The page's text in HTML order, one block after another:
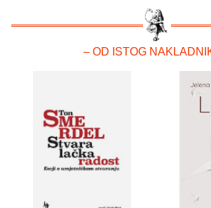
– OD ISTOG